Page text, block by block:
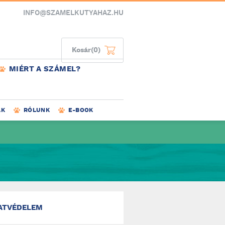
INFO@SZAMELKUTYAHAZ.HU
Kosár(0)
MIÉRT A SZÁMEL?
RÓLUNK E-BOOK